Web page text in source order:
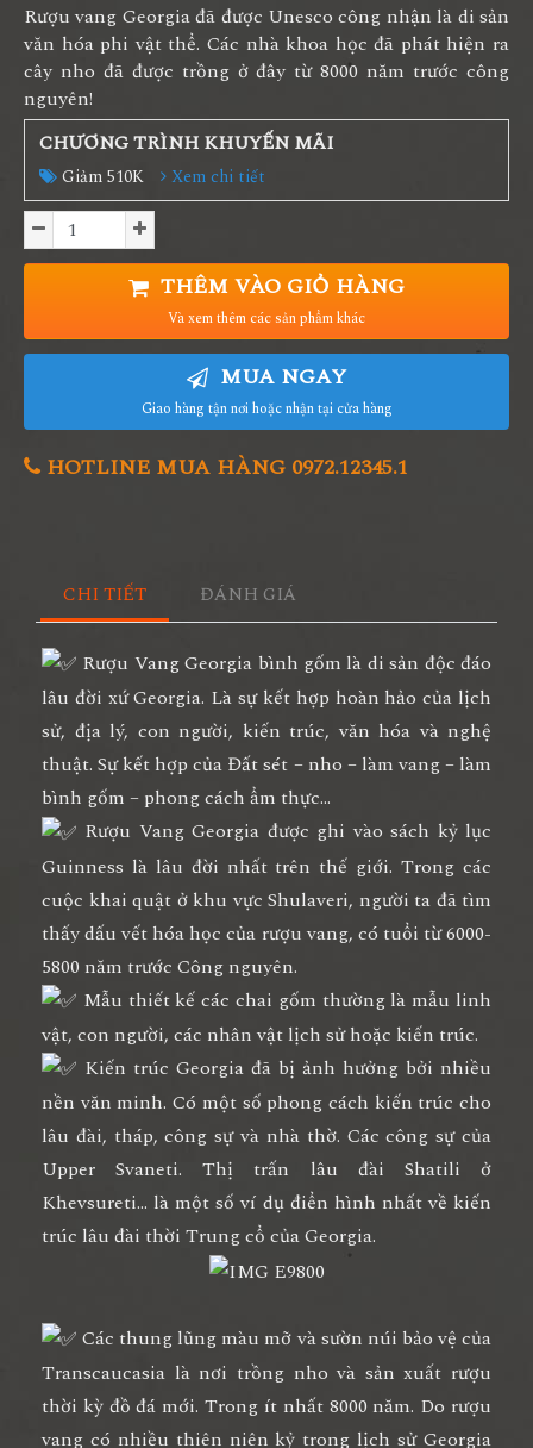
Rượu vang Georgia đã được Unesco công nhận là di sản
văn hóa phi vật thể. Các nhà khoa học đã phát hiện ra
cây nho đã được trồng ở đây từ 8000 năm trước công
nguyên!
CHƯƠNG TRÌNH KHUYẾN MÃI
Giảm 510K Xem chi tiết
THÊM VÀO GIỎ HÀNG
Và xem thêm các sản phẩm khác
MUA NGAY
Giao hàng tận nơi hoặc nhận tại cửa hàng
HOTLINE MUA HÀNG 0972.12345.1
CHI TIẾT ĐÁNH GIÁ
Rượu Vang Georgia bình gốm là di sản độc đáo
lâu đời xứ Georgia. Là sự kết hợp hoàn hảo của lịch
sử, địa lý, con người, kiến trúc, văn hóa và nghệ
thuật. Sự kết hợp của Đất sét – nho – làm vang – làm
bình gốm – phong cách ẩm thực…
Rượu Vang Georgia được ghi vào sách kỷ lục
Guinness là lâu đời nhất trên thế giới. Trong các
cuộc khai quật ở khu vực Shulaveri, người ta đã tìm
thấy dấu vết hóa học của rượu vang, có tuổi từ 6000-
5800 năm trước Công nguyên.
Mẫu thiết kế các chai gốm thường là mẫu linh
vật, con người, các nhân vật lịch sử hoặc kiến trúc.
Kiến trúc Georgia đã bị ảnh hưởng bởi nhiều
nền văn minh. Có một số phong cách kiến trúc cho
lâu đài, tháp, công sự và nhà thờ. Các công sự của
Upper Svaneti. Thị trấn lâu đài Shatili ở
Khevsureti… là một số ví dụ điển hình nhất về kiến
trúc lâu đài thời Trung cổ của Georgia.
Các thung lũng màu mỡ và sườn núi bảo vệ của
Transcaucasia là nơi trồng nho và sản xuất rượu
thời kỳ đồ đá mới. Trong ít nhất 8000 năm. Do rượu
vang có nhiều thiên niên kỷ trong lịch sử Georgia